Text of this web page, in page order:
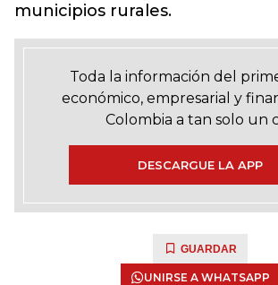
municipios rurales.
Toda la información del
económico, empresarial y
Colombia a tan solo un
DESCARGUE LA APP
GUARDAR
UNIRSE A WHATSAPP